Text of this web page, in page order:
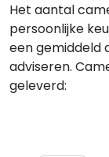
Het aantal
persoonlijke
een gemiddeld
adviseren.
geleverd: